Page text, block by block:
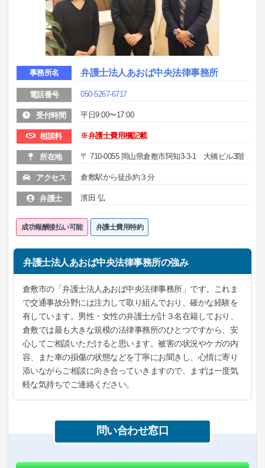
事務所名 弁護士法人あおば中央法律事務所
電話番号 050-5267-6717
受付時間 平日9:00〜17:00
相談料 ※弁護士費用欄記載
所在地 〒 710-0055 岡山県倉敷市阿知3-3-1 大橋ビル3階
アクセス 倉敷駅から徒歩約３分
弁護士 濱田 弘
成功報酬後払い可能 弁護士費用特約
弁護士法人あおば中央法律事務所の強み
倉敷市の「弁護士法人あおば中央法律事務所」です。これま
で交通事故分野には注力して取り組んでおり、確かな経験を
有しています。男性・女性の弁護士が計３名在籍しており、
倉敷では最も大きな規模の法律事務所のひとつですから、安
心してご相談いただけると思います。被害の状況やケガの内
容、また車の損傷の状態などを丁寧にお聞きし、心情に寄り
添いながらご相談に向き合っていきますので、まずは一度気
軽な気持ちでご連絡ください。
問い合わせ窓口